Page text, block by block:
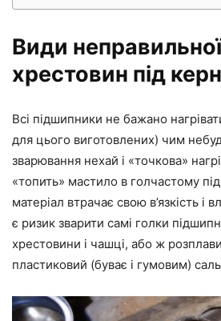
Види
хрестовин під
Всі підшипники не бажано
для цього виготовлених) чим
зварювання нехай і «точкова»
«топить» мастило в голчастому
матеріал втрачає свою в’язкість і
є ризик зварити самі голки
хрестовини і чашці, або ж
пластиковий (буває і гумовим)